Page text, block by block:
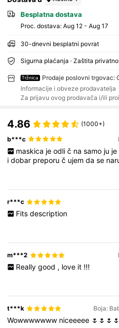
Besplatna dostava
Proc. dostava: Aug 12 - Aug 17
30-dnevni besplatni povrat
Sigurna plaćanja · Zaštita
Tržnica
Prodaje poslovni trgovac:
Informacije i obveze prodavatelja
Za prijavu ovog prodavača i/ili
4.86 (1000+)
b***c
maskica je odli č na samo ju je
idobar preporuč ujemdase
r***c
Fits description
m***2
Really good , love it !!!
t***k Boja:
Wowwwwwww niceeeee 🌷🌷🌷🌷